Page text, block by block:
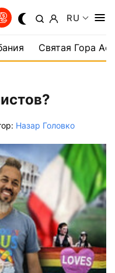
RU
Святая Гора
Назар Головко